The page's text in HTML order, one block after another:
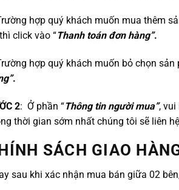
hợp quý khách muốn mua thêm
click vào “Thanh toán đơn hàng”.
hợp quý khách muốn bỏ chọn
.
2: Ở phần “Thông tin người mua”, vui
thời gian sớm nhất chúng tôi sẽ liên
SÁCH GIAO
sau khi xác nhận mua bán giữa 02